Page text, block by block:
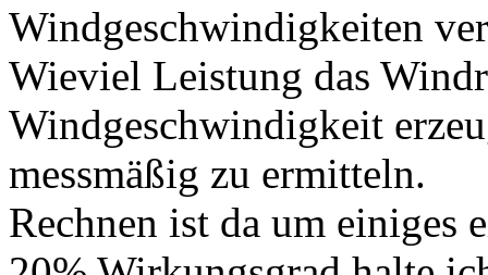
Windgeschwindigkeiten
Wieviel Leistung das
Windgeschwindigkeit
messmäßig zu ermitteln.
Rechnen ist da um einiges